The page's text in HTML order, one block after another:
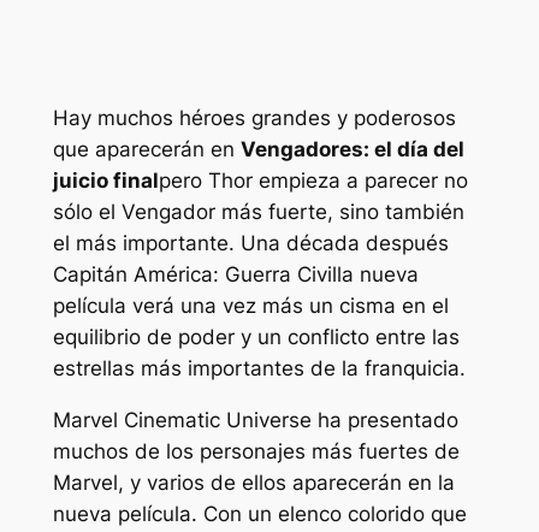
Hay muchos héroes grandes y poderosos
que aparecerán en Vengadores: el día del
juicio finalpero Thor empieza a parecer no
sólo el Vengador más fuerte, sino también
el más importante. Una década después
Capitán América: Guerra Civilla nueva
película verá una vez más un cisma en el
equilibrio de poder y un conflicto entre las
estrellas más importantes de la franquicia.
Marvel Cinematic Universe ha presentado
muchos de los personajes más fuertes de
Marvel, y varios de ellos aparecerán en la
nueva película. Con un elenco colorido que